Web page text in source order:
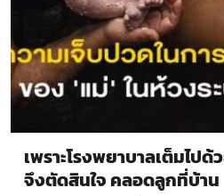
เพราะโรงพยาบาลเต็มไป
จึงตัดสินใจ คลอดลูกที่บ้าน